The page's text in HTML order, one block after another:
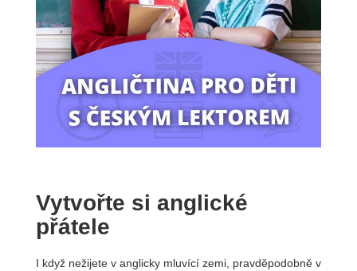
Vytvořte si anglické
přátele
I když nežijete v anglicky mluvící zemi, pravděpodobně v